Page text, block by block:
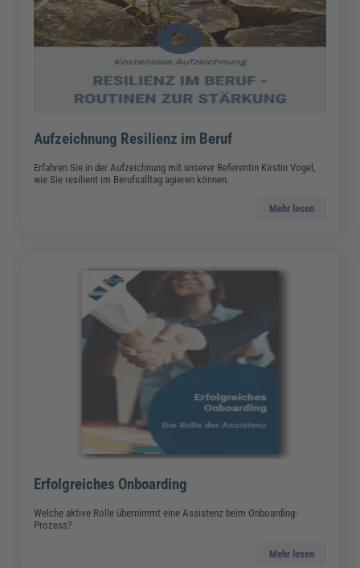
Aufzeichnung Resilienz im Beruf
Erfahren Sie in der Aufzeichnung mit unserer Referentin Kirstin Vogel,
wie Sie resilient im Berufsalltag agieren können.
Mehr lesen
Erfolgreiches Onboarding
Welche aktive Rolle übernimmt eine Assistenz beim Onboarding-
Prozess?
Mehr lesen